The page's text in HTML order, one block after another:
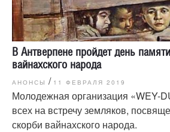
В Антверпене пройдет день
вайнахского народа
АНОНСЫ / 11 ФЕВРАЛЯ 2019
Молодежная организация «WEY-
всех на встречу земляков,
скорби вайнахского народа.